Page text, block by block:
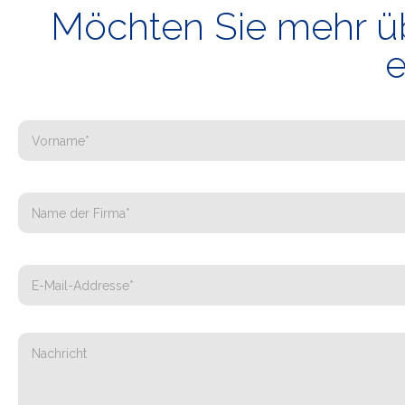
Möchten Sie mehr